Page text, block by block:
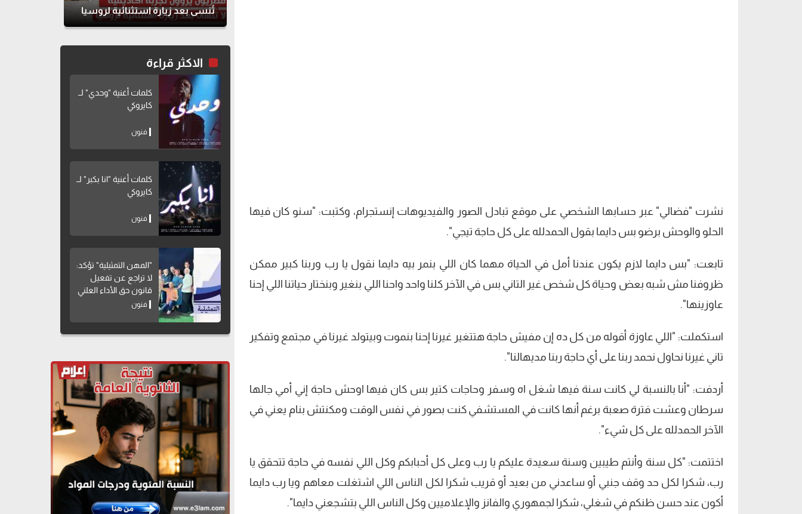
نشرت "فضالي" عبر حسابها الشخصي على موقع تبادل الصور والفيديوهات إنستجرام، وكتبت: "سنو كان فيها
الحلو والوحش برضو بس دايما بقول الحمدلله على كل حاجة تيجي".
تابعت: "بس دايما لازم يكون عندنا أمل في الحياة مهما كان اللي بنمر بيه دايما نقول يا رب وربنا كبير ممكن
ظروفنا مش شبه بعض وحياة كل شخص غير التاني بس في الآخر كلنا واحد واحنا اللي بنغير وبنختار حياتنا اللي إحنا
عاوزينها".
استكملت: "اللي عاوزة أقوله من كل ده إن مفيش حاجة هتتغير غيرنا إحنا بنموت وبيتولد غيرنا في مجتمع وتفكير
تاني غيرنا نحاول نحمد ربنا على أي حاجة ربنا مديهالنا".
أردفت: "أنا بالنسبة لي كانت سنة فيها شغل اه وسفر وحاجات كتير بس كان فيها اوحش حاجة إني أمي جالها
سرطان وعشت فترة صعبة برغم أنها كانت في المستشفي كنت بصور في نفس الوقت ومكنتش بنام يعني في
الآخر الحمدلله على كل شيء".
اختتمت: "كل سنة وأنتم طيبين وسنة سعيدة عليكم يا رب وعلى كل أحبابكم وكل اللي نفسه في حاجة تتحقق يا
رب، شكرا لكل حد وقف جنبي أو ساعدني من بعيد أو قريب شكرا لكل الناس اللي اشتغلت معاهم ويا رب دايما
أكون عند حسن ظنكم في شغلي، شكرا لجمهوري والفانز والإعلاميين وكل الناس اللي بتشجعني دايما".
تُنسى بعد زيارة استثنائية لروسيا
الاكثر قراءة
كلمات أغنية "وحدي" لــ
كايروكي
فنون
كلمات أغنية "انا بكبر" لــ
كايروكي
فنون
"المهن التمثيلية" تؤكد:
لا تراجع عن تفعيل
قانون حق الأداء العلني
فنون